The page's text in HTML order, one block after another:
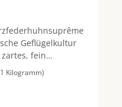
Geflügelkultur
fein
mit
dezenten
Kilogramm)